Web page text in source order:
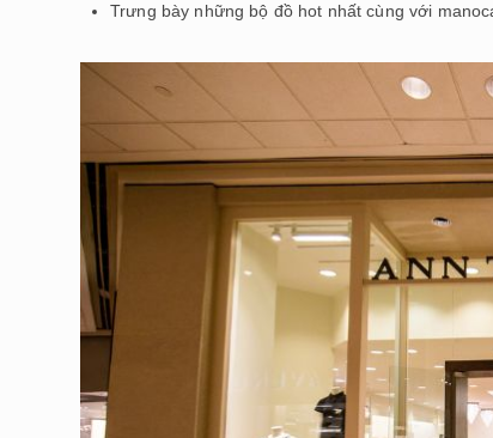
Trưng bày những bộ đồ hot nhất cùng với